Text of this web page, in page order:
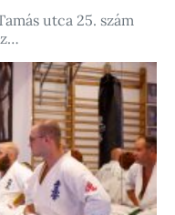
utca 25. szám